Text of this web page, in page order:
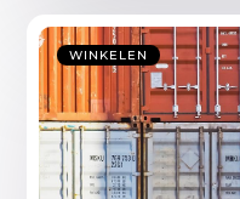
WINKELEN